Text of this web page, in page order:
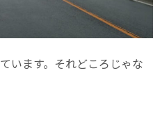
います。それどころじゃな